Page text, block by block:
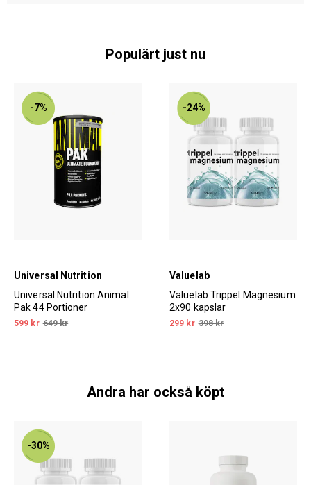
Populärt just nu
-7%
Universal Nutrition
Universal Nutrition Animal
Pak 44 Portioner
599 kr 649 kr
-24%
Valuelab
Valuelab Trippel Magnesium
2x90 kapslar
299 kr 398 kr
Andra har också köpt
-30%